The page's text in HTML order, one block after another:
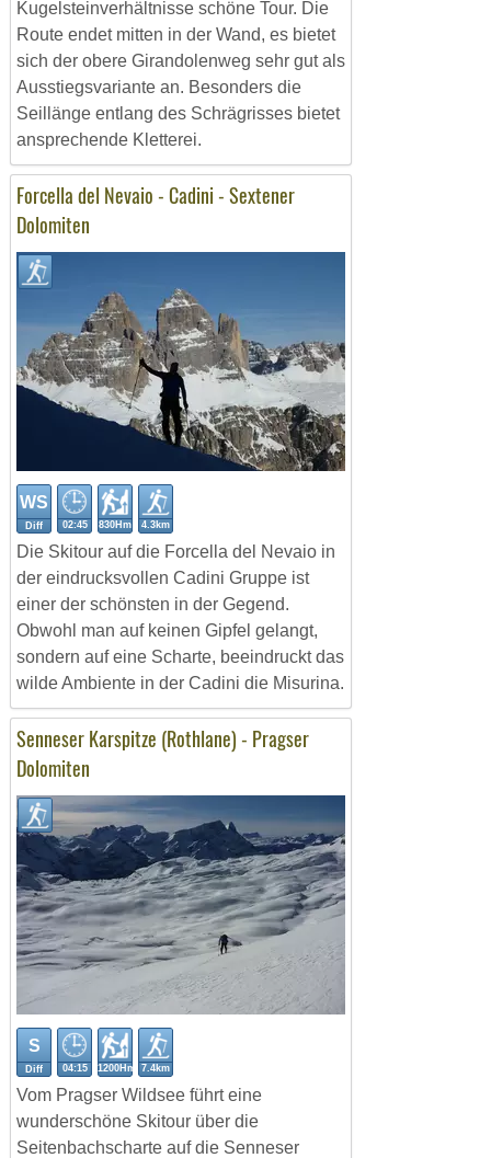
Kugelsteinverhältnisse schöne Tour. Die
Route endet mitten in der Wand, es bietet
sich der obere Girandolenweg sehr gut als
Ausstiegsvariante an. Besonders die
Seillänge entlang des Schrägrisses bietet
ansprechende Kletterei.
Forcella del Nevaio - Cadini - Sextener
Dolomiten
WS
Diff 02:45 830Hm 4.3km
Die Skitour auf die Forcella del Nevaio in
der eindrucksvollen Cadini Gruppe ist
einer der schönsten in der Gegend.
Obwohl man auf keinen Gipfel gelangt,
sondern auf eine Scharte, beeindruckt das
wilde Ambiente in der Cadini die Misurina.
Senneser Karspitze (Rothlane) - Pragser
Dolomiten
S
Diff 04:15 1200Hm 7.4km
Vom Pragser Wildsee führt eine
wunderschöne Skitour über die
Seitenbachscharte auf die Senneser